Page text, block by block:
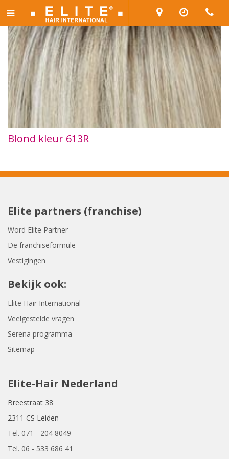
Blond kleur 613R
Elite partners (franchise)
Word Elite Partner
De franchiseformule
Vestigingen
Bekijk ook:
Elite Hair International
Veelgestelde vragen
Serena programma
Sitemap
Elite-Hair Nederland
Breestraat 38
2311 CS Leiden
Tel. 071 - 204 8049
Tel. 06 - 533 686 41